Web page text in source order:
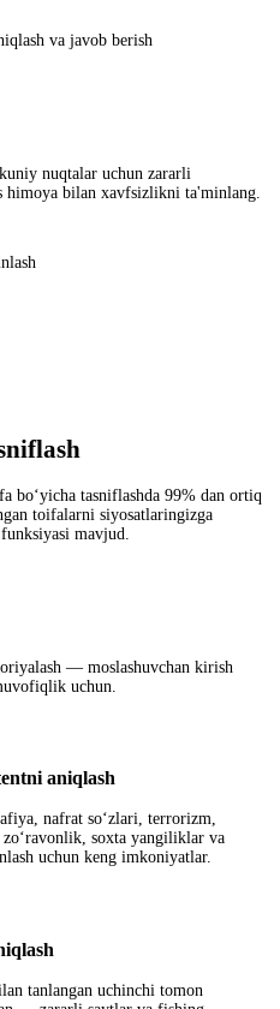
va javob berish
nuqtalar uchun zararli
himoya bilan xavfsizlikni ta'minlang.
bo‘yicha tasniflashda 99% dan ortiq
toifalarni siyosatlaringizga
mavjud.
— moslashuvchan kirish
uchun.
aniqlash
nafrat so‘zlari, terrorizm,
soxta yangiliklar va
uchun keng imkoniyatlar.
tanlangan uchinchi tomon